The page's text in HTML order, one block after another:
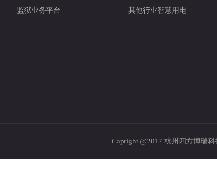
监狱业务平台
其他行业智慧用电
Capright @2017 杭州四方博瑞